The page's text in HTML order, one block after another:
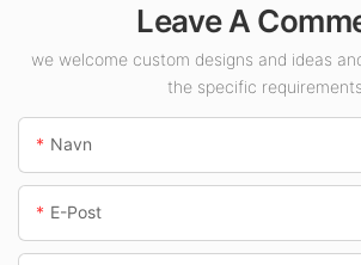
bensinstasjoner og
underganger.
Leave A
we welcome custom designs and ideas
the specific requirements.
Navn
E-Post